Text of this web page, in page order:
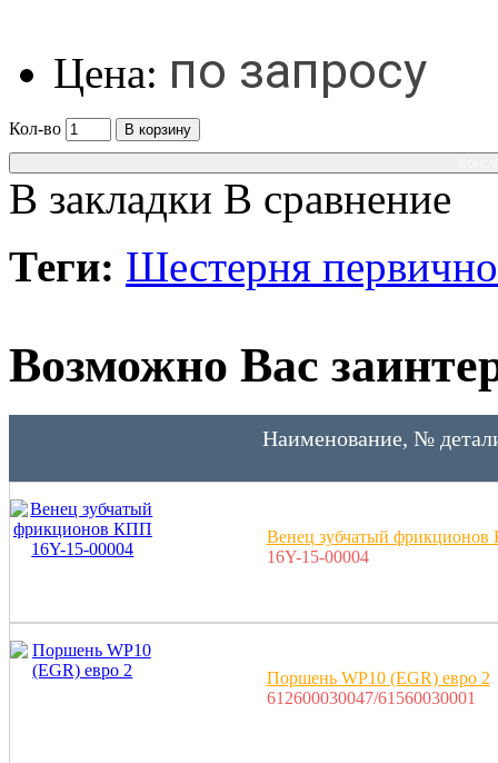
Цена: по запросу
Кол-во
В корзину
В закладки В сравнение
Теги: Шестерня
Возможно Вас
Наименование, №
Венец зубчатый
16Y-15-00004
Поршень WP10 (EGR) евро 2
612600030047/61560030001